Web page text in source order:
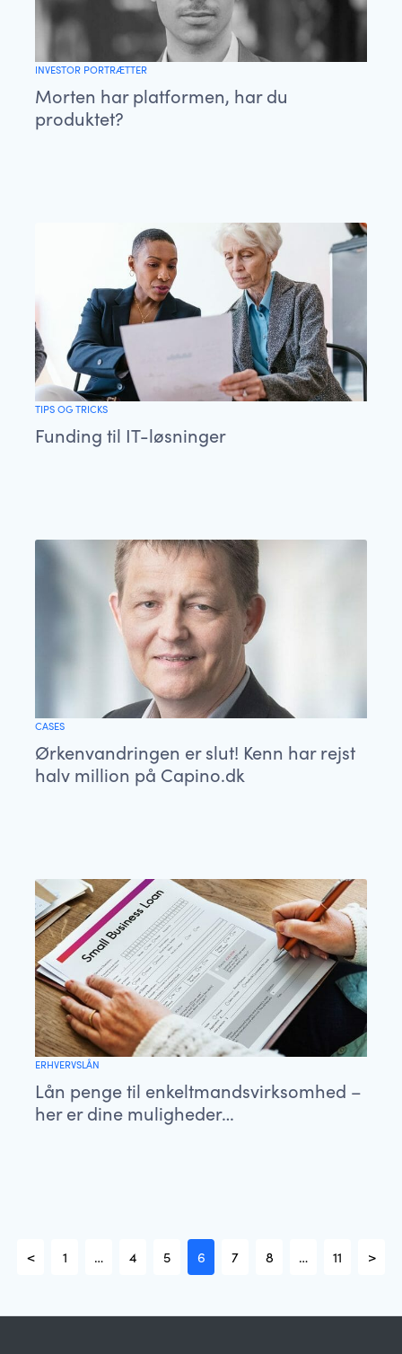
INVESTOR PORTRÆTTER
Morten har platformen, har du
produktet?
TIPS OG TRICKS
Funding til IT-løsninger
CASES
Ørkenvandringen er slut! Kenn har rejst
halv million på Capino.dk
ERHVERVSLÅN
Lån penge til enkeltmandsvirksomhed –
her er dine muligheder…
< 1 … 4 5 6 7 8 … 11 >